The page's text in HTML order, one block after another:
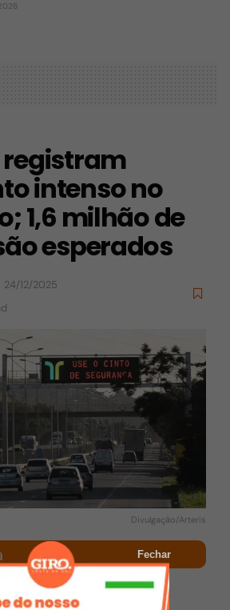
registram
intenso no
1,6 milhão de
esperados
24/12/2025
Divulgação/Arteris
Fechar